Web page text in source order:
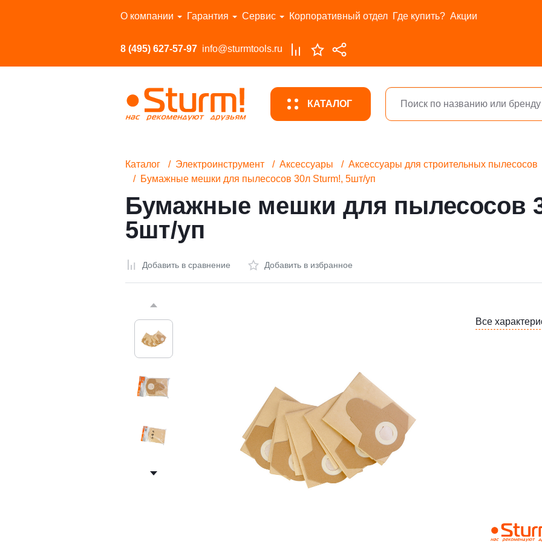
О компании Гарантия Сервис Корпоративный отдел Где купить? Акции
8 (495) 627-57-97 info@sturmtools.ru
КАТАЛОГ
Перейти в каталог
Каталог Электроинструмент Аксессуары
Аксессуары для строительных пылесосов
Бумажные мешки для пылесосов 30л Sturm!, 5шт/уп
Бумажные мешки для пылесосов
5шт/уп
Добавить в сравнение Добавить в избранное
Все